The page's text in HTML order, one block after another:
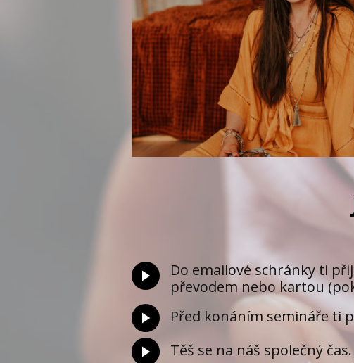
Do emailové schránky ti
převodem nebo kartou
Před konáním semináře ti
Těš se na náš společný